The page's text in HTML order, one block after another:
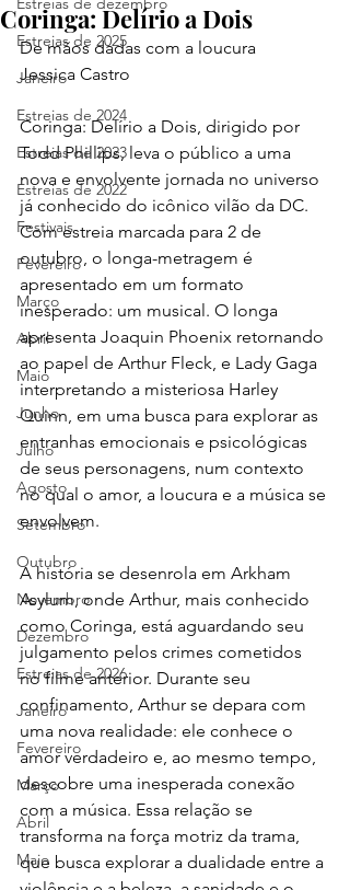
Estreias de 2025
Janeiro
Estreias de 2024
Estreias de 2023
Estreias de 2022
Festivais
Fevereiro
Março
Abril
Maio
Junho
Julho
Agosto
Setembro
Outubro
Novembro
Dezembro
Estreias de 2026
Janeiro
Fevereiro
Março
Abril
Maio
Coringa: Delírio a Dois
De mãos dadas com a loucura
Jessica Castro
Coringa: Delírio a Dois, dirigido por
Todd Phillips, leva o público a uma
nova e envolvente jornada no universo
já conhecido do icônico vilão da DC.
Com estreia marcada para 2 de
outubro, o longa-metragem é
apresentado em um formato
inesperado: um musical. O longa
apresenta Joaquin Phoenix retornando
ao papel de Arthur Fleck, e Lady Gaga
interpretando a misteriosa Harley
Quinn, em uma busca para explorar as
entranhas emocionais e psicológicas
de seus personagens, num contexto
no qual o amor, a loucura e a música se
envolvem.
A história se desenrola em Arkham
Asylum, onde Arthur, mais conhecido
como Coringa, está aguardando seu
julgamento pelos crimes cometidos
no filme anterior. Durante seu
confinamento, Arthur se depara com
uma nova realidade: ele conhece o
amor verdadeiro e, ao mesmo tempo,
descobre uma inesperada conexão
com a música. Essa relação se
transforma na força motriz da trama,
que busca explorar a dualidade entre a